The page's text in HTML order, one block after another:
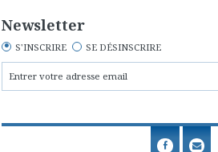
Newsletter
S'INSCRIRE SE DÉSINSCRIRE